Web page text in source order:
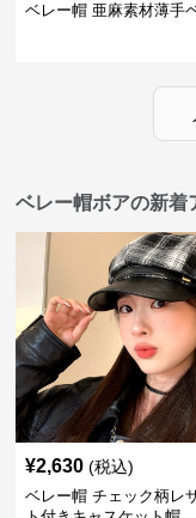
ベレー帽 亜麻素材薄手
ベレー帽ボアの新着
¥2,630 (税込)
ベレー帽 チェック柄レ